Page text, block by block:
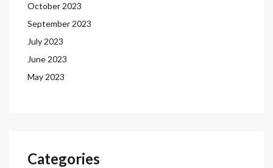
October 2023
September 2023
July 2023
June 2023
May 2023
Categories